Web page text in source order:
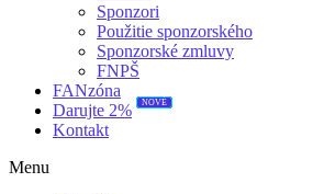
Sponzori
Použitie sponzorského
Sponzorské zmluvy
FNPŠ
FANzóna
Darujte 2%
NOVÉ
Kontakt
Menu